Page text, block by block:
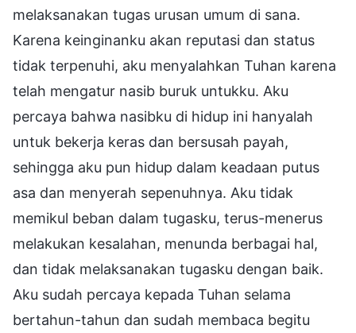
melaksanakan tugas urusan umum di sana.
Karena keinginanku akan reputasi dan status
tidak terpenuhi, aku menyalahkan Tuhan karena
telah mengatur nasib buruk untukku. Aku
percaya bahwa nasibku di hidup ini hanyalah
untuk bekerja keras dan bersusah payah,
sehingga aku pun hidup dalam keadaan putus
asa dan menyerah sepenuhnya. Aku tidak
memikul beban dalam tugasku, terus-menerus
melakukan kesalahan, menunda berbagai hal,
dan tidak melaksanakan tugasku dengan baik.
Aku sudah percaya kepada Tuhan selama
bertahun-tahun dan sudah membaca begitu